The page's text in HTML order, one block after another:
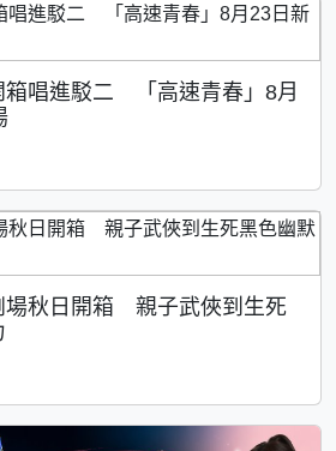
箱唱進駁二 「高速青春」8月
場秋日開箱 親子武俠到生死